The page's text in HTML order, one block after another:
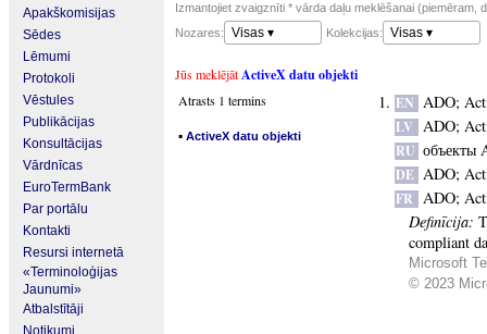
Apakškomisijas
Sēdes
Lēmumi
Protokoli
Vēstules
Publikācijas
Konsultācijas
Vārdnīcas
EuroTermBank
Par portālu
Kontakti
Resursi internetā
«Terminoloģijas
Jaunumi»
Atbalstītāji
Notikumi
Izmantojiet zvaigznīti * vārda daļu meklēšanai (piemēram,
Nozares:
Visas ▾ Kolekcijas: Visas ▾
Jūs meklējātActiveX datu objekti
Atrasts 1 termins
▪ ActiveX datu objekti
EN ADO;
LV ADO;
RU объекты
DE ADO;
FR ADO;
Definīcija:
compliant
Microsoft
© 2023